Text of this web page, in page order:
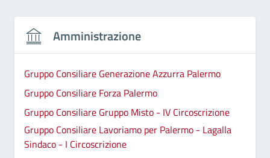
Amministrazione
Gruppo Consiliare Generazione Azzurra Palermo
Gruppo Consiliare Forza Palermo
Gruppo Consiliare Gruppo Misto - IV Circoscrizione
Gruppo Consiliare Lavoriamo per Palermo - Lagalla
Sindaco - I Circoscrizione